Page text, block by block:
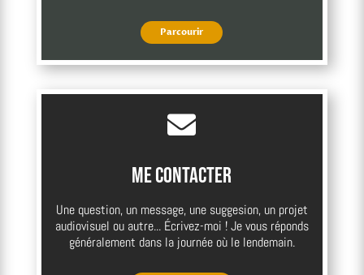
Parcourir

Me contacter
Une question, un message, une suggesion, un projet
audiovisuel ou autre... Écrivez-moi ! Je vous réponds
généralement dans la journée où le lendemain.